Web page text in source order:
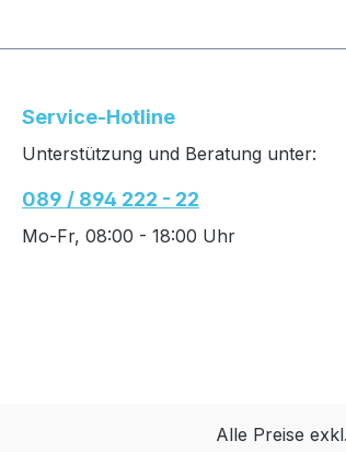
Service-Hotline
Unterstützung und Beratung unter:
089 / 894 222 - 22
Mo-Fr, 08:00 - 18:00 Uhr
Alle Preise